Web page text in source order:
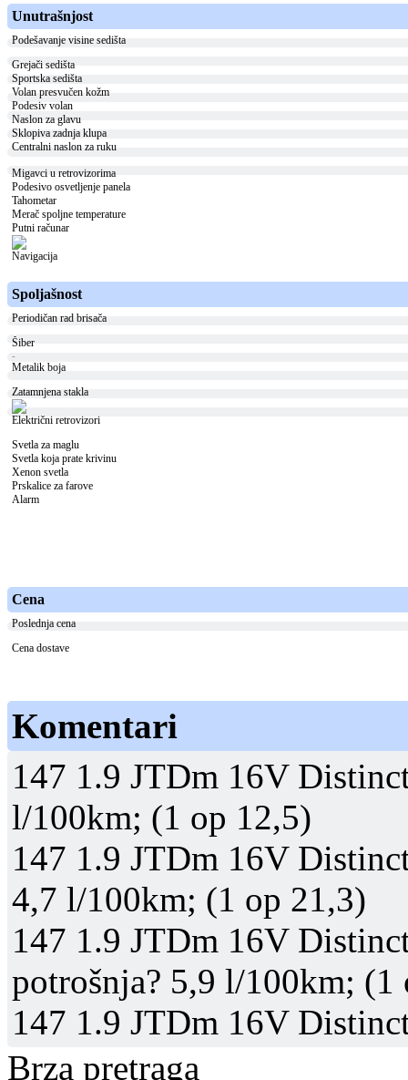
Unutrašnjost
Podešavanje visine sedišta
Grejači sedišta
Sportska sedišta
Volan presvučen kožm
Podesiv volan
Naslon za glavu
Sklopiva zadnja klupa
Centralni naslon za ruku
Migavci u retrovizorima
Podesivo osvetljenje panela
Tahometar
Merač spoljne temperature
Putni računar
Navigacija
Spoljašnost
Periodičan rad brisača
Šiber
-
Metalik boja
Zatamnjena stakla
Električni retrovizori
Svetla za maglu
Svetla koja prate krivinu
Xenon svetla
Prskalice za farove
Alarm
Cena
Poslednja cena
Cena dostave
Komentari
147 1.9 JTDm 16V
l/100km; (1 op 12,5)
147 1.9 JTDm 16V
4,7 l/100km; (1 op 21,3)
147 1.9 JTDm 16V
potrošnja? 5,9 l/100km; (1
147 1.9 JTDm 16V
Brza pretraga